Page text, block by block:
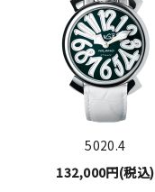
5020.4
132,000円(税込)